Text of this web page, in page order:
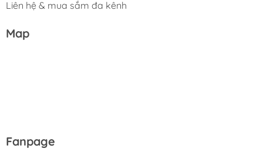
Liên hệ & mua sắm đa kênh
Map
Fanpage